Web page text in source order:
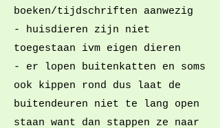
boeken/tijdschriften aanwezig
- huisdieren zijn niet
toegestaan ivm eigen dieren
- er lopen buitenkatten en soms
ook kippen rond dus laat de
buitendeuren niet te lang open
staan want dan stappen ze naar